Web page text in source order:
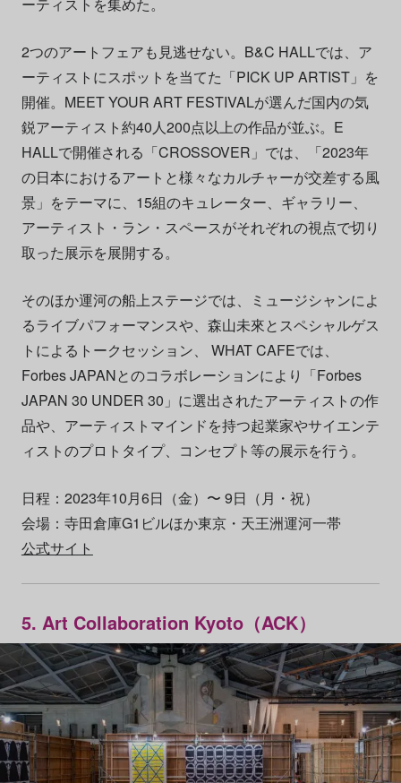
ーティストを集めた。
2つのアートフェアも見逃せない。B&C HALLでは、ア
ーティストにスポットを当てた「PICK UP ARTIST」を
開催。MEET YOUR ART FESTIVALが選んだ国内の気
鋭アーティスト約40人200点以上の作品が並ぶ。E
HALLで開催される「CROSSOVER」では、「2023年
の日本におけるアートと様々なカルチャーが交差する風
景」をテーマに、15組のキュレーター、ギャラリー、
アーティスト・ラン・スペースがそれぞれの視点で切り
取った展示を展開する。
そのほか運河の船上ステージでは、ミュージシャンによ
るライブパフォーマンスや、森山未來とスペシャルゲス
トによるトークセッション、 WHAT CAFEでは、
Forbes JAPANとのコラボレーションにより「Forbes
JAPAN 30 UNDER 30」に選出されたアーティストの作
品や、アーティストマインドを持つ起業家やサイエンテ
ィストのプロトタイプ、コンセプト等の展示を行う。
日程：2023年10月6日（金）〜 9日（月・祝）
会場：寺田倉庫G1ビルほか東京・天王洲運河一帯
公式サイト
5. Art Collaboration Kyoto（ACK）